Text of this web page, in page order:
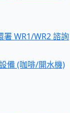
署 WR1/WR2 諮詢
備 (咖啡/開水機)